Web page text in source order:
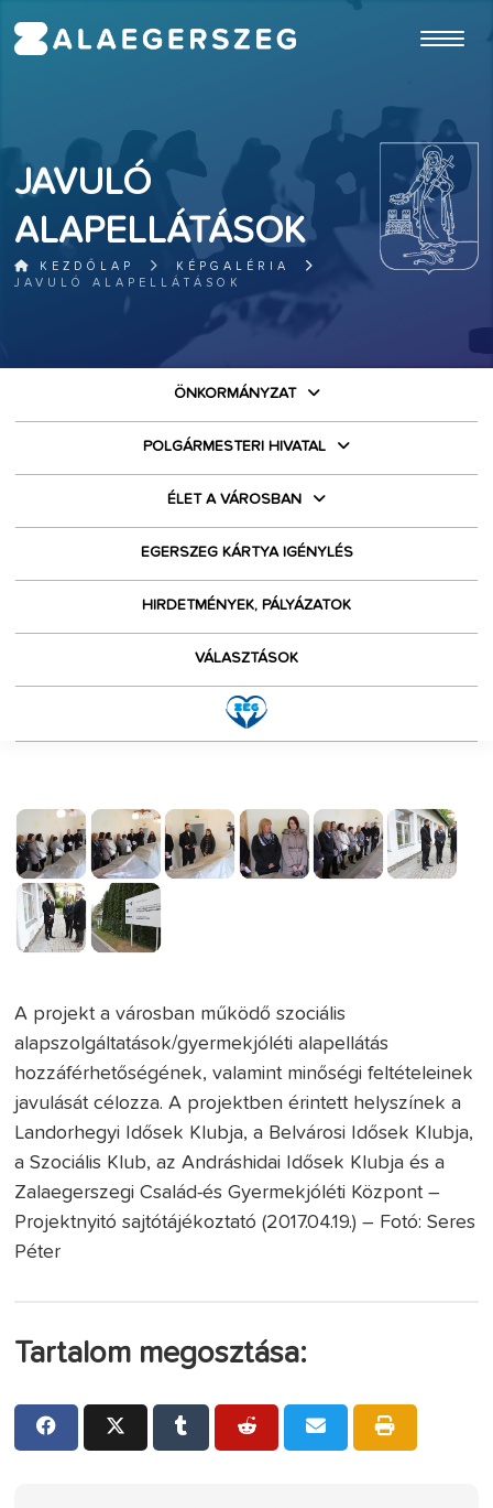
JAVULÓ
ALAPELLÁTÁSOK
KEZDŐLAP
KÉPGALÉRIA
JAVULÓ ALAPELLÁTÁSOK
ÖNKORMÁNYZAT
POLGÁRMESTERI HIVATAL
ÉLET A VÁROSBAN
EGERSZEG KÁRTYA IGÉNYLÉS
HIRDETMÉNYEK, PÁLYÁZATOK
VÁLASZTÁSOK
A projekt a városban működő szociális
alapszolgáltatások/gyermekjóléti alapellátás
hozzáférhetőségének, valamint minőségi feltételeinek
javulását célozza. A projektben érintett helyszínek a
Landorhegyi Idősek Klubja, a Belvárosi Idősek Klubja,
a Szociális Klub, az Andráshidai Idősek Klubja és a
Zalaegerszegi Család-és Gyermekjóléti Központ –
Projektnyitó sajtótájékoztató (2017.04.19.) – Fotó: Seres
Péter
Tartalom megosztása: